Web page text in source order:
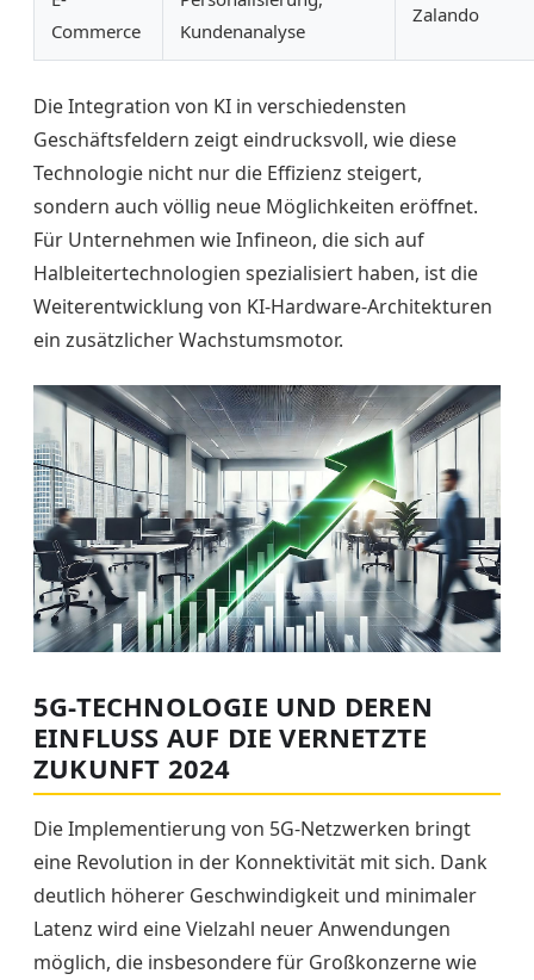
Commerce
Kundenanalyse
Zalando
Die Integration von KI in verschiedensten
Geschäftsfeldern zeigt eindrucksvoll, wie diese
Technologie nicht nur die Effizienz steigert,
sondern auch völlig neue Möglichkeiten eröffnet.
Für Unternehmen wie Infineon, die sich auf
Halbleitertechnologien spezialisiert haben, ist die
Weiterentwicklung von KI-Hardware-Architekturen
ein zusätzlicher Wachstumsmotor.
5G-TECHNOLOGIE UND DEREN
EINFLUSS AUF DIE VERNETZTE
ZUKUNFT 2024
Die Implementierung von 5G-Netzwerken bringt
eine Revolution in der Konnektivität mit sich. Dank
deutlich höherer Geschwindigkeit und minimaler
Latenz wird eine Vielzahl neuer Anwendungen
möglich, die insbesondere für Großkonzerne wie